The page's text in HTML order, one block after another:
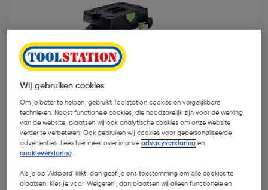
€ 647,89
Wij gebruiken cookies
Om je beter te helpen, gebruikt Toolstation cookies en vergelijkbare
technieken. Naast functionele cookies, die noodzakelijk zijn voor de werking
van de website, plaatsen wij ook analytische cookies om onze website
verder te verbeteren. Ook gebruiken wij cookies voor gepersonaliseerde
advertenties. Lees hier meer over in onzeprivacyverklaring en
cookieverklaring.
Als je op 'Akkoord' klikt, dan geef je ons toestemming om alle cookies te
plaatsen. Kies je voor 'Weigeren', dan plaatsen wij alleen functionele en